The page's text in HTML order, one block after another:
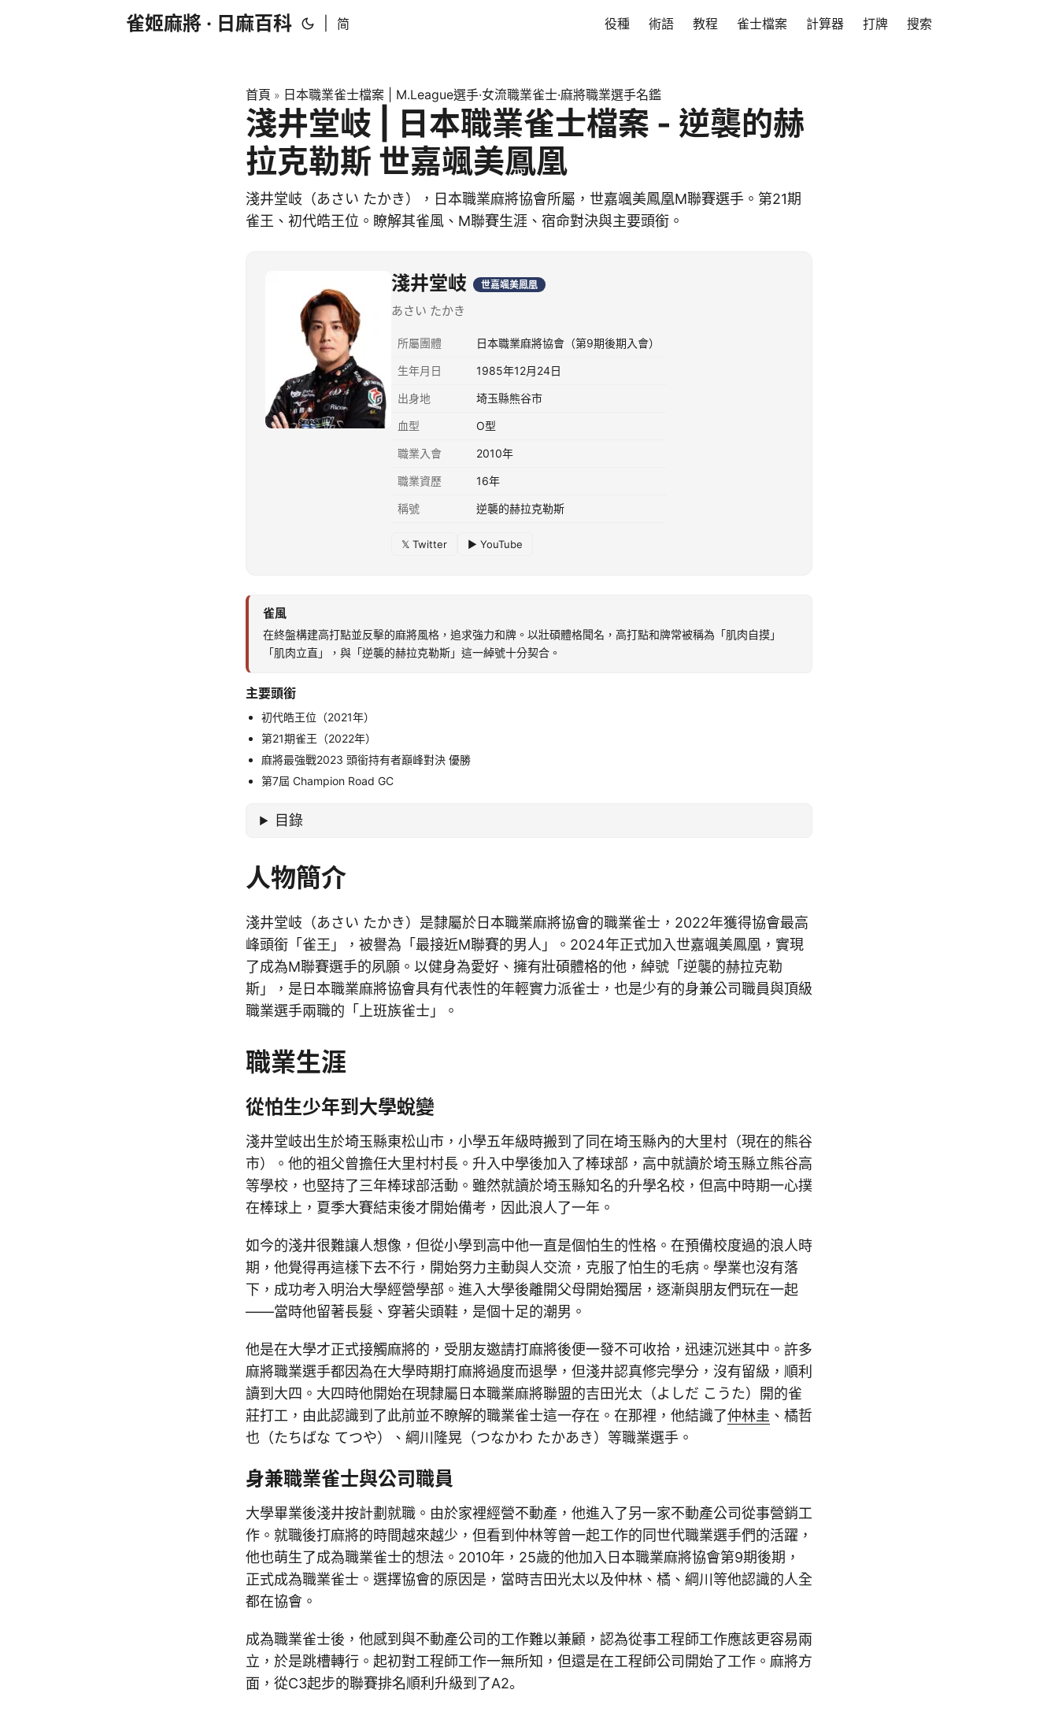
雀姬麻將 · 日麻百科 简 役種 術語 教程 雀士檔案 計算器 打牌 搜索
首頁 » 日本職業雀士檔案 | M.League選手·女流職業雀士·麻將職業選手名鑑
淺井堂岐 | 日本職業雀士檔案 - 逆襲的赫
拉克勒斯 世嘉颯美鳳凰
淺井堂岐（あさい たかき），日本職業麻將協會所屬，世嘉颯美鳳凰M聯賽選手。第21期
雀王、初代皓王位。瞭解其雀風、M聯賽生涯、宿命對決與主要頭銜。
淺井堂岐 世嘉颯美鳳凰
あさい たかき
所屬團體 日本職業麻將協會（第9期後期入會）
生年月日 1985年12月24日
出身地 埼玉縣熊谷市
血型 O型
職業入會 2010年
職業資歷 16年
稱號 逆襲的赫拉克勒斯
𝕏 Twitter ▶ YouTube
雀風
在終盤構建高打點並反擊的麻將風格，追求強力和牌。以壯碩體格聞名，高打點和牌常被稱為「肌肉自摸」
「肌肉立直」，與「逆襲的赫拉克勒斯」這一綽號十分契合。
主要頭銜
初代皓王位（2021年）
第21期雀王（2022年）
麻將最強戰2023 頭銜持有者巔峰對決 優勝
第7屆 Champion Road GC
目錄
人物簡介
淺井堂岐（あさい たかき）是隸屬於日本職業麻將協會的職業雀士，2022年獲得協會最高
峰頭銜「雀王」，被譽為「最接近M聯賽的男人」。2024年正式加入世嘉颯美鳳凰，實現
了成為M聯賽選手的夙願。以健身為愛好、擁有壯碩體格的他，綽號「逆襲的赫拉克勒
斯」，是日本職業麻將協會具有代表性的年輕實力派雀士，也是少有的身兼公司職員與頂級
職業選手兩職的「上班族雀士」。
職業生涯
從怕生少年到大學蛻變
淺井堂岐出生於埼玉縣東松山市，小學五年級時搬到了同在埼玉縣內的大里村（現在的熊谷
市）。他的祖父曾擔任大里村村長。升入中學後加入了棒球部，高中就讀於埼玉縣立熊谷高
等學校，也堅持了三年棒球部活動。雖然就讀於埼玉縣知名的升學名校，但高中時期一心撲
在棒球上，夏季大賽結束後才開始備考，因此浪人了一年。
如今的淺井很難讓人想像，但從小學到高中他一直是個怕生的性格。在預備校度過的浪人時
期，他覺得再這樣下去不行，開始努力主動與人交流，克服了怕生的毛病。學業也沒有落
下，成功考入明治大學經營學部。進入大學後離開父母開始獨居，逐漸與朋友們玩在一起
——當時他留著長髮、穿著尖頭鞋，是個十足的潮男。
他是在大學才正式接觸麻將的，受朋友邀請打麻將後便一發不可收拾，迅速沉迷其中。許多
麻將職業選手都因為在大學時期打麻將過度而退學，但淺井認真修完學分，沒有留級，順利
讀到大四。大四時他開始在現隸屬日本職業麻將聯盟的吉田光太（よしだ こうた）開的雀
莊打工，由此認識到了此前並不瞭解的職業雀士這一存在。在那裡，他結識了仲林圭 、橘哲
也（たちばな てつや）、綱川隆晃（つなかわ たかあき）等職業選手。
身兼職業雀士與公司職員
大學畢業後淺井按計劃就職。由於家裡經營不動產，他進入了另一家不動產公司從事營銷工
作。就職後打麻將的時間越來越少，但看到仲林等曾一起工作的同世代職業選手們的活躍，
他也萌生了成為職業雀士的想法。2010年，25歲的他加入日本職業麻將協會第9期後期，
正式成為職業雀士。選擇協會的原因是，當時吉田光太以及仲林、橘、綱川等他認識的人全
都在協會。
成為職業雀士後，他感到與不動產公司的工作難以兼顧，認為從事工程師工作應該更容易兩
立，於是跳槽轉行。起初對工程師工作一無所知，但還是在工程師公司開始了工作。麻將方
面，從C3起步的聯賽排名順利升級到了A2。